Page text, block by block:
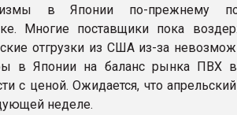
в Японии по-прежнему
Многие поставщики пока
отгрузки из США из-за
в Японии на баланс рынка ПВХ
с ценой. Ожидается, что
неделе.